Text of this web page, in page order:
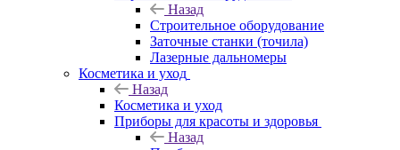
Назад
Строительное оборудование
Заточные станки (точила)
Лазерные дальномеры
Косметика и уход
Назад
Косметика и уход
Приборы для красоты и здоровья
Назад